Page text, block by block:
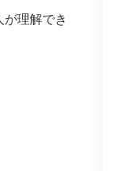
理解でき